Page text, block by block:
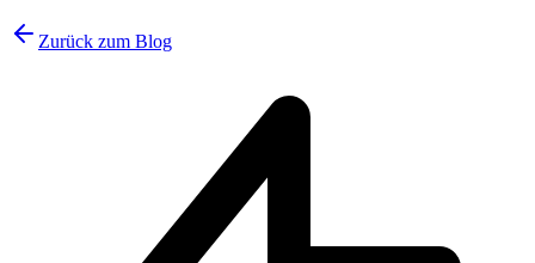
Zurück zum Blog